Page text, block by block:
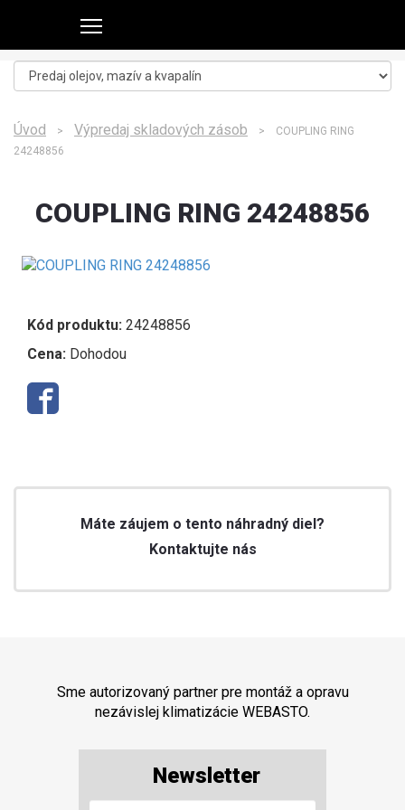
Úvod > Výpredaj skladových zásob > COUPLING RING
24248856
COUPLING RING 24248856
Kód produktu: 24248856
Cena: Dohodou
Máte záujem o tento náhradný diel?
Kontaktujte nás
Sme autorizovaný partner pre montáž a opravu
nezávislej klimatizácie WEBASTO.
Newsletter